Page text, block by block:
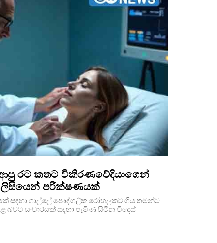
රට කතට විකිරණවේදියාගෙන්
පරීක්ෂණයක්
සඳහා ගාල්ලේ පෞද්ගලික රෝහලකට ගිය තමන්ට
බවට සංචාරයක් සඳහා පැමිණ සිටින විදෙස්